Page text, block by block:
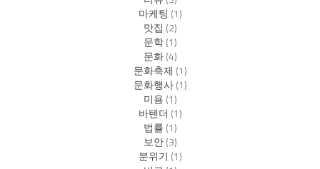
마케팅 (1)
맛집 (2)
문학(1)
문화(4)
문화축제 (1)
문화행사(1)
미용(1)
바텐더 (1)
법률(1)
보안(3)
분위기 (1)